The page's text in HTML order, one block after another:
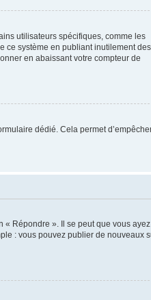
utilisateurs spécifiques, comme les
ce système en publiant inutilement des
en abaissant votre compteur de
dédié. Cela permet
Répondre ». Il se peut que vous
: vous pouvez publier de nouveaux